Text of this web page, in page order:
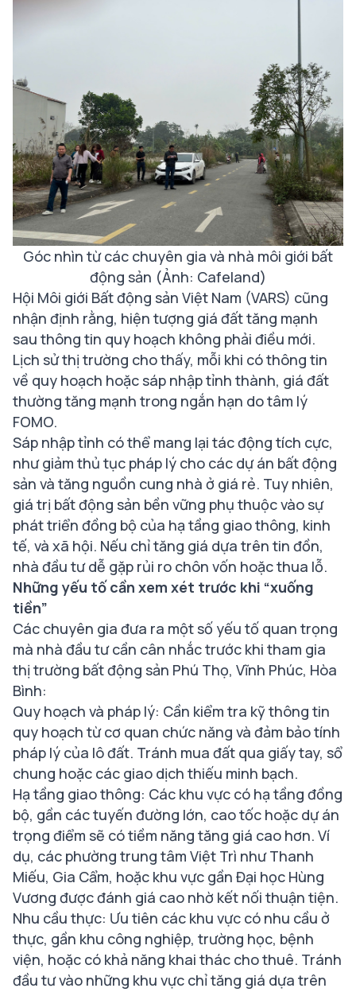
Góc nhìn từ các chuyên gia và nhà môi giới bất
động sản (Ảnh: Cafeland)
Hội Môi giới Bất động sản Việt Nam (VARS) cũng
nhận định rằng, hiện tượng giá đất tăng mạnh
sau thông tin quy hoạch không phải điều mới.
Lịch sử thị trường cho thấy, mỗi khi có thông tin
về quy hoạch hoặc sáp nhập tỉnh thành, giá đất
thường tăng mạnh trong ngắn hạn do tâm lý
FOMO.
Sáp nhập tỉnh có thể mang lại tác động tích cực,
như giảm thủ tục pháp lý cho các dự án bất động
sản và tăng nguồn cung nhà ở giá rẻ. Tuy nhiên,
giá trị bất động sản bền vững phụ thuộc vào sự
phát triển đồng bộ của hạ tầng giao thông, kinh
tế, và xã hội. Nếu chỉ tăng giá dựa trên tin đồn,
nhà đầu tư dễ gặp rủi ro chôn vốn hoặc thua lỗ.
Những yếu tố cần xem xét trước khi “xuống
tiền”
Các chuyên gia đưa ra một số yếu tố quan trọng
mà nhà đầu tư cần cân nhắc trước khi tham gia
thị trường bất động sản Phú Thọ, Vĩnh Phúc, Hòa
Bình:
Quy hoạch và pháp lý: Cần kiểm tra kỹ thông tin
quy hoạch từ cơ quan chức năng và đảm bảo tính
pháp lý của lô đất. Tránh mua đất qua giấy tay, sổ
chung hoặc các giao dịch thiếu minh bạch.
Hạ tầng giao thông: Các khu vực có hạ tầng đồng
bộ, gần các tuyến đường lớn, cao tốc hoặc dự án
trọng điểm sẽ có tiềm năng tăng giá cao hơn. Ví
dụ, các phường trung tâm Việt Trì như Thanh
Miếu, Gia Cẩm, hoặc khu vực gần Đại học Hùng
Vương được đánh giá cao nhờ kết nối thuận tiện.
Nhu cầu thực: Ưu tiên các khu vực có nhu cầu ở
thực, gần khu công nghiệp, trường học, bệnh
viện, hoặc có khả năng khai thác cho thuê. Tránh
đầu tư vào những khu vực chỉ tăng giá dựa trên